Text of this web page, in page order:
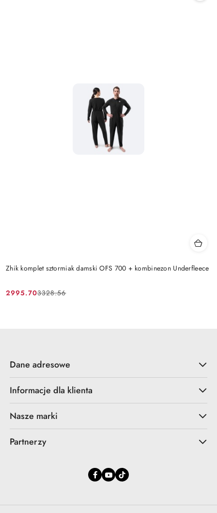
Zhik komplet sztormiak damski OFS 700 + kombinezon Underfleece
Cena
2995.70
Cena
3328.56
Dane adresowe
Informacje dla klienta
Nasze marki
Partnerzy